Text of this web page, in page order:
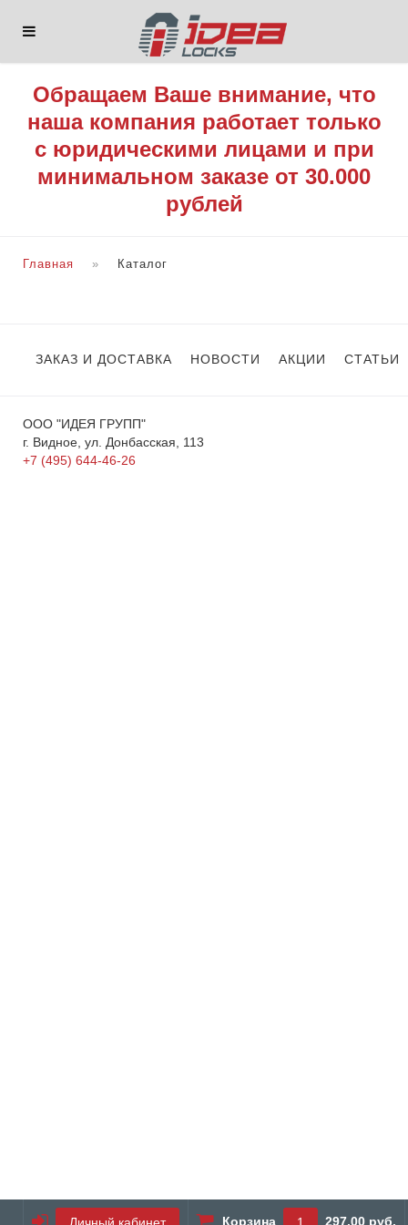
Обращаем Ваше внимание, что
наша компания работает только
с юридическими лицами и при
минимальном заказе от 30.000
рублей
Главная Каталог
ЗАКАЗ И ДОСТАВКА НОВОСТИ АКЦИИ СТАТЬИ
ООО "ИДЕЯ ГРУПП"
г. Видное, ул. Донбасская, 113
+7 (495) 644-46-26
Корзина 297.00 руб.